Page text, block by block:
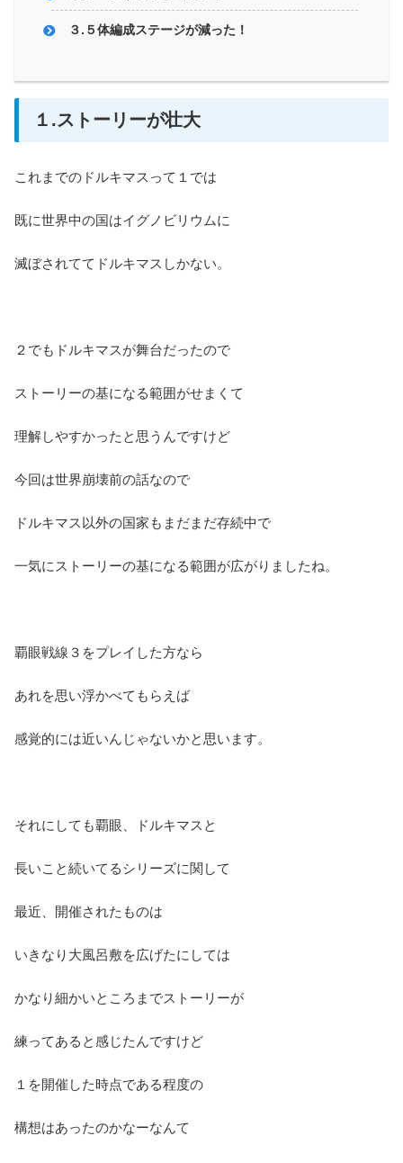
３.５体編成ステージが減った！
１.ストーリーが壮大
これまでのドルキマスって１では
既に世界中の国はイグノビリウムに
滅ぼされててドルキマスしかない。
２でもドルキマスが舞台だったので
ストーリーの基になる範囲がせまくて
理解しやすかったと思うんですけど
今回は世界崩壊前の話なので
ドルキマス以外の国家もまだまだ存続中で
一気にストーリーの基になる範囲が広がりましたね。
覇眼戦線３をプレイした方なら
あれを思い浮かべてもらえば
感覚的には近いんじゃないかと思います。
それにしても覇眼、ドルキマスと
長いこと続いてるシリーズに関して
最近、開催されたものは
いきなり大風呂敷を広げたにしては
かなり細かいところまでストーリーが
練ってあると感じたんですけど
１を開催した時点である程度の
構想はあったのかなーなんて